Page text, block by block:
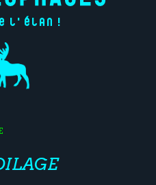
l'élan !